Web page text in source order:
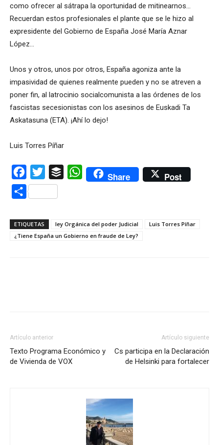
como ofrecer al sátrapa la oportunidad de mitinearnos…
Recuerdan estos profesionales el plante que se le hizo al
expresidente del Gobierno de España José María Aznar
López…
Unos y otros, unos por otros, España agoniza ante la
impasividad de quienes realmente pueden y no se atreven a
poner fin, al latrocinio socialcomunista a las órdenes de los
fascistas secesionistas con los asesinos de Euskadi Ta
Askatasuna (ETA). ¡Ahí lo dejo!
Luis Torres Píñar
Facebook
Twitter Buffer WhatsAppShare Post
Compartir
ETIQUETAS ley Orgánica del poder Judicial
Luis Torres Píñar
¿Tiene España un Gobierno en fraude de Ley?
Artículo anterior
Texto Programa Económico y
de Vivienda de VOX
Artículo siguiente
Cs participa en la Declaración
de Helsinki para fortalecer